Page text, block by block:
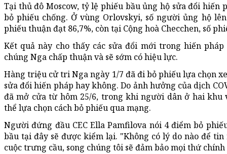
Tại thủ đô Moscow, tỷ lệ phiếu bầu ủng hộ sửa đổi
bỏ phiếu chống. Ở vùng Orlovskyi, số người ủng hộ
phiếu thuận đạt 86,7%, còn tại Cộng hoà Checchen, số
Kết quả này cho thấy các sửa đổi mới trong hiến
chúng Nga chấp thuận và sẽ sớm có hiệu lực.
Hàng triệu cử tri Nga ngày 1/7 đã đi bỏ phiếu lựa chọn
sửa đổi hiến pháp hay không. Do ảnh hưởng của dịch
đã mở cửa từ hôm 25/6, trong khi người dân ở hai khu
thể lựa chọn cách bỏ phiếu qua mạng.
Người đứng đầu CEC Ella Pamfilova nói 4 điểm bỏ
bầu tại đây sẽ được kiểm lại. "Không có lý do nào để
cuộc trưng cầu, song chúng tôi sẽ đảm bảo mọi thứ